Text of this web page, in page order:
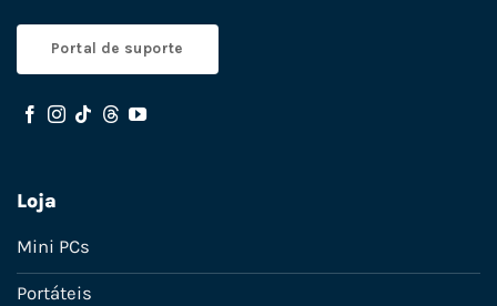
Portal de suporte
Loja
Mini PCs
Portáteis